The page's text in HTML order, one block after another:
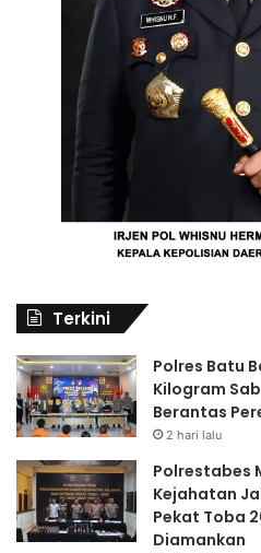
Terkini
Polres Batu
Kilogram
Berantas
2 hari lalu
Polrestabes
Kejahatan
Pekat Toba
Diamankan